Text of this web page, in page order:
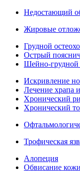
Недостающий
Жировые
Грудной
Острый
Шейно-грудной
Искривление
Лечение храпа
Хронический
Хронический
Трофическая
Алопеция
Обвисание